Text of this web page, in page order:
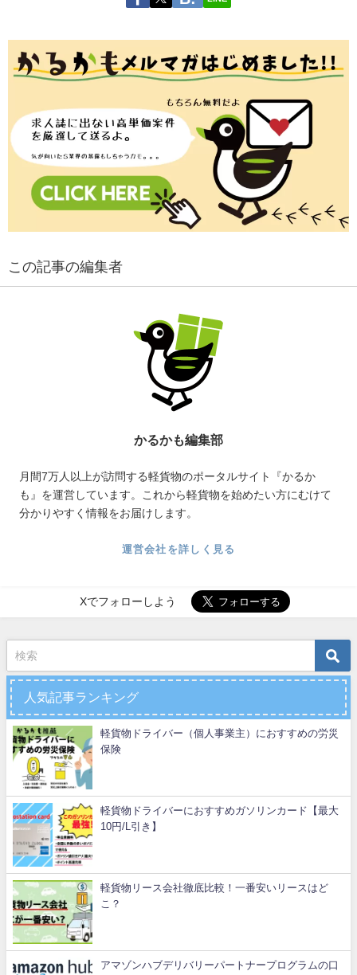
この記事の編集者
かるかも編集部
月間7万人以上が訪問する軽貨物のポータルサイト『かるか
も』を運営しています。これから軽貨物を始めたい方にむけて
分かりやすく情報をお届けします。
運営会社を詳しく見る
Xでフォローしよう
人気記事ランキング
軽貨物ドライバー（個人事業主）におすすめの労災
保険
軽貨物ドライバーにおすすめガソリンカード【最大
10円/L引き】
軽貨物リース会社徹底比較！一番安いリースはど
こ？
アマゾンハブデリバリーパートナープログラムの口